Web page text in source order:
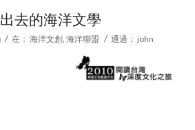
去的海洋文學
/ 在： 海洋文創, 海洋聯盟 / 通過： john